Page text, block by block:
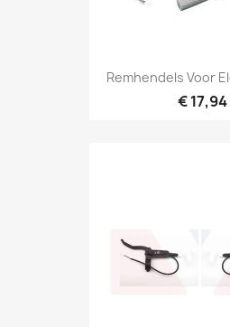
Remhendels Voor
€ 17,94